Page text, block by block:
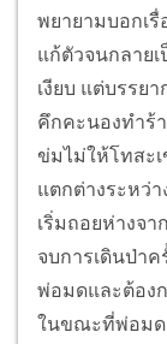
พยายามบอกเ
แก้ตัวจนกลายเ
เงียบ แต่บรรย
คึกคะนองทำร้
ข่มไม่ให้โทสะ
แตกต่างระหว่
เริ่มถอยห่างจ
จบการเดินป่า
พ่อมดและต้อง
ในขณะที่พ่อมด